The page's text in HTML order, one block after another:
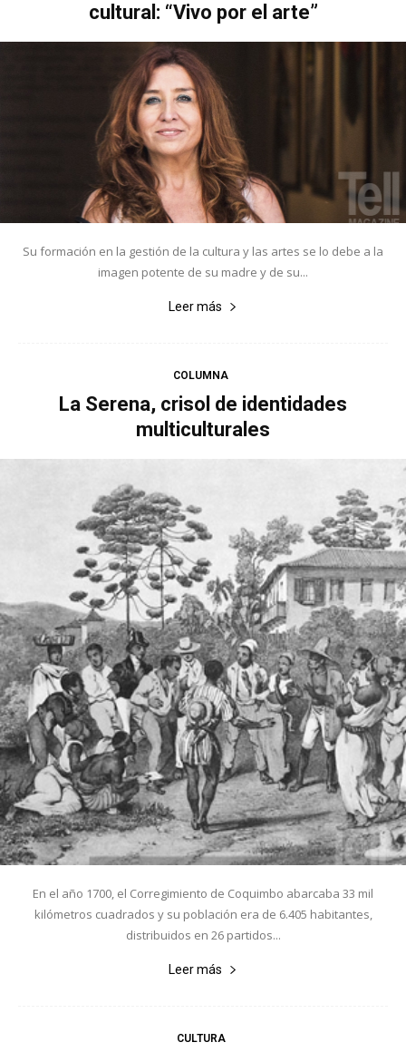
cultural: “Vivo por el arte”
Su formación en la gestión de la cultura y las artes se lo debe a la
imagen potente de su madre y de su...
Leer más
COLUMNA
La Serena, crisol de identidades
multiculturales
En el año 1700, el Corregimiento de Coquimbo abarcaba 33 mil
kilómetros cuadrados y su población era de 6.405 habitantes,
distribuidos en 26 partidos...
Leer más
CULTURA